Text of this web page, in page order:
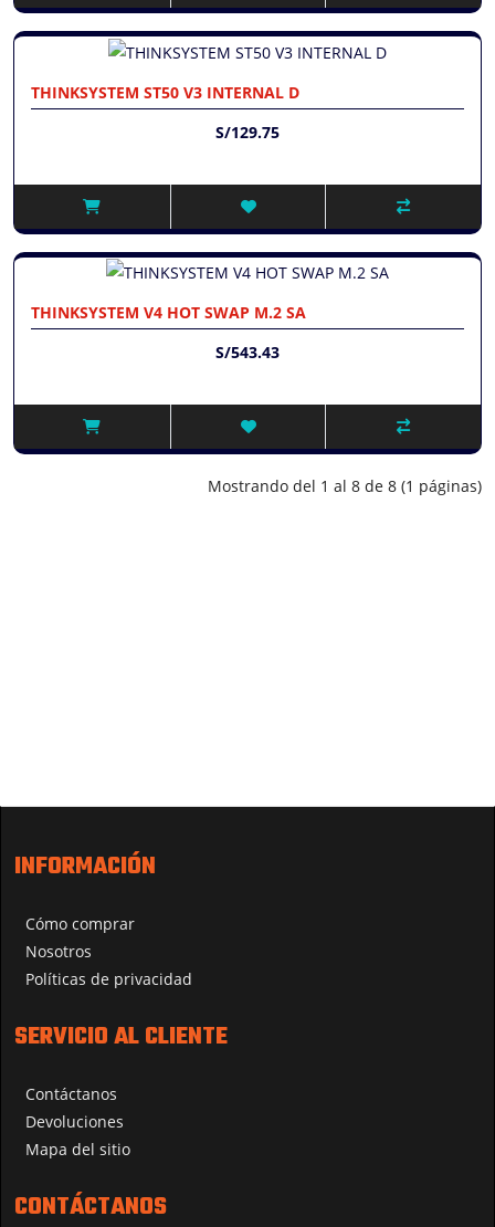
THINKSYSTEM ST50 V3 INTERNAL D
S/129.75
THINKSYSTEM V4 HOT SWAP M.2 SA
S/543.43
Mostrando del 1 al 8 de 8 (1 páginas)
INFORMACIÓN
Cómo comprar
Nosotros
Políticas de privacidad
SERVICIO AL CLIENTE
Contáctanos
Devoluciones
Mapa del sitio
CONTÁCTANOS